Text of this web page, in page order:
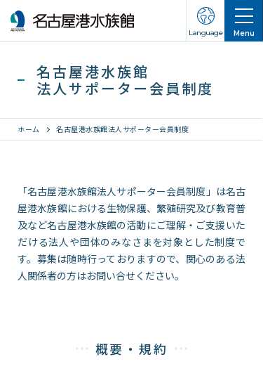
Menu
Language
営業・イベントスケジュール
入館チケット
交通アクセス
お知らせ・新着情報
イベント紹介
名古屋港水族館
法人サポーター会員制度
ホーム 名古屋港水族館法人サポーター会員制度
「名古屋港水族館法人サポーター会員制度」は名古
屋港水族館における生物保護、繁殖研究及び教育普
及など名古屋港水族館の活動にご理解・ご支援いた
だける法人や団体のみなさまを対象とした制度で
す。募集は随時行っておりますので、関心のある法
人関係者の方はお問い合せください。
概要・規約